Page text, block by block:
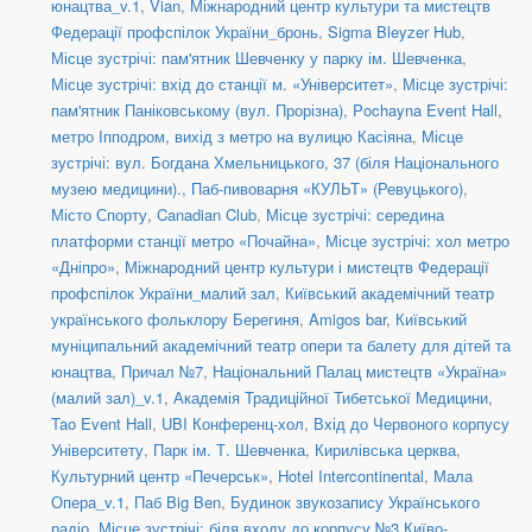
юнацтва_v.1, Vian, Міжнародний центр культури та мистецтв
Федерації профспілок України_бронь, Sigma Bleyzer Hub,
Місце зустрічі: пам'ятник Шевченку у парку ім. Шевченка,
Місце зустрічі: вхід до станції м. «Університет», Місце зустрічі:
пам'ятник Паніковському (вул. Прорізна), Pochayna Event Hall,
метро Іпподром, вихід з метро на вулицю Касіяна, Місце
зустрічі: вул. Богдана Хмельницького, 37 (біля Національного
музею медицини)., Паб-пивоварня «КУЛЬТ» (Ревуцького),
Місто Спорту, Canadian Club, Місце зустрічі: середина
платформи станції метро «Почайна», Місце зустрічі: хол метро
«Дніпро», Міжнародний центр культури і мистецтв Федерації
профспілок України_малий зал, Київський академічний театр
українського фольклору Берегиня, Amigos bar, Київський
муніципальний академічний театр опери та балету для дітей та
юнацтва, Причал №7, Національний Палац мистецтв «Україна»
(малий зал)_v.1, Академія Традиційної Тибетської Медицини,
Tao Event Hall, UBI Конференц-хол, Вхід до Червоного корпусу
Університету, Парк ім. Т. Шевченка, Кирилівська церква,
Культурний центр «Печерськ», Hotel Intercontinental, Мала
Опера_v.1, Паб Big Ben, Будинок звукозапису Українського